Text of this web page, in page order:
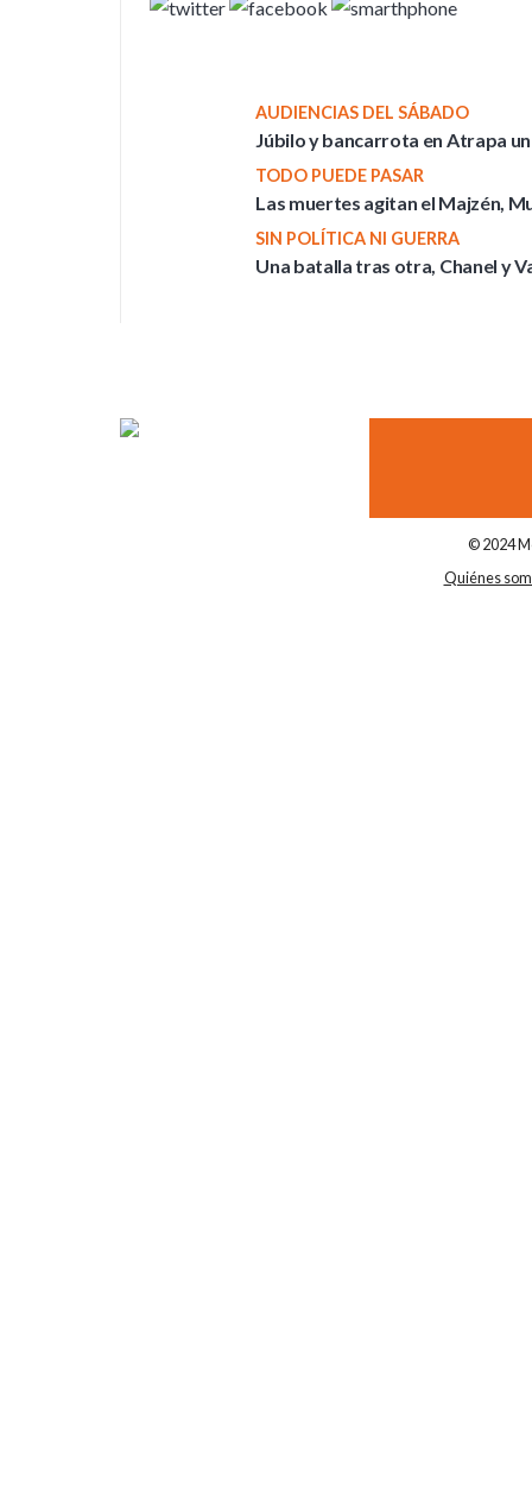
AUDIENCIAS DEL SÁBADO
Júbilo y bancarrota en Atrapa
TODO PUEDE PASAR
Las muertes agitan el Majzén,
SIN POLÍTICA NI GUERRA
Una batalla tras otra, Chanel y
© 2024
Quiénes